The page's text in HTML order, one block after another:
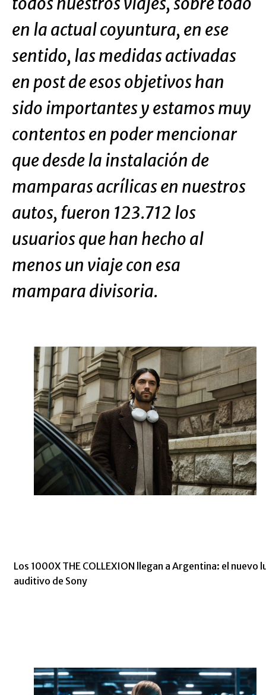
en la actual coyuntura, en ese
sentido, las medidas activadas
en post de esos objetivos han
sido importantes y estamos muy
contentos en poder mencionar
que desde la instalación de
mamparas acrílicas en nuestros
autos, fueron 123.712 los
usuarios que han hecho al
menos un viaje con esa
mampara divisoria.
Los 1000X THE COLLEXION llegan a Argentina: el nuevo
auditivo de Sony